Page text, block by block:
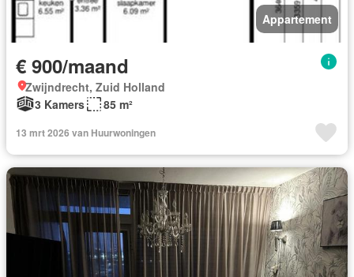
Appartement
€ 900/maand
Zwijndrecht, Zuid Holland
3 Kamers
85 m²
13 mrt 2026 van Huurwoningen